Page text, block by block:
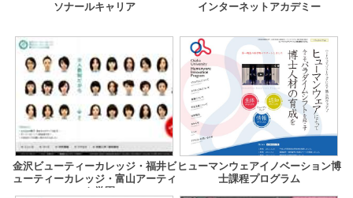
ソナールキャリア インターネットアカデミー
金沢ビューティーカレッジ・福井ビ
ューティーカレッジ・富山アーティ
スト学園
ヒューマンウェアイノベーション博
士課程プログラム